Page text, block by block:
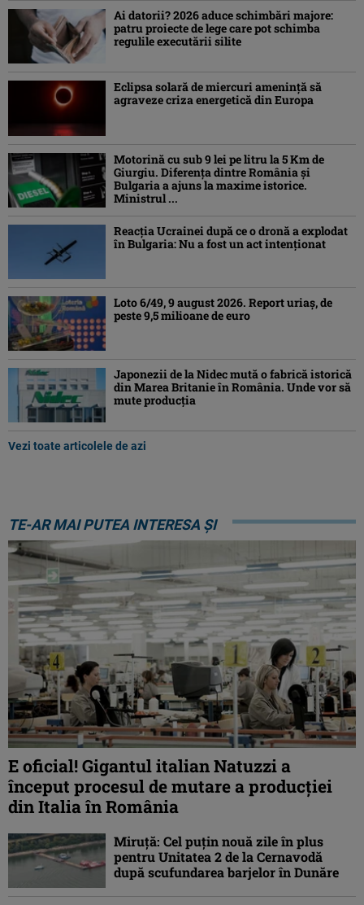
Ai datorii? 2026 aduce schimbări majore:
patru proiecte de lege care pot schimba
regulile executării silite
Eclipsa solară de miercuri ameninţă să
agraveze criza energetică din Europa
Motorină cu sub 9 lei pe litru la 5 Km de
Giurgiu. Diferența dintre România și
Bulgaria a ajuns la maxime istorice.
Ministrul ...
Reacția Ucrainei după ce o dronă a explodat
în Bulgaria: Nu a fost un act intenționat
Loto 6/49, 9 august 2026. Report uriaș, de
peste 9,5 milioane de euro
Japonezii de la Nidec mută o fabrică istorică
din Marea Britanie în România. Unde vor să
mute producția
Vezi toate articolele de azi
TE-AR MAI PUTEA INTERESA ȘI
E oficial! Gigantul italian Natuzzi a
început procesul de mutare a producției
din Italia în România
Miruță: Cel puțin nouă zile în plus
pentru Unitatea 2 de la Cernavodă
după scufundarea barjelor în Dunăre